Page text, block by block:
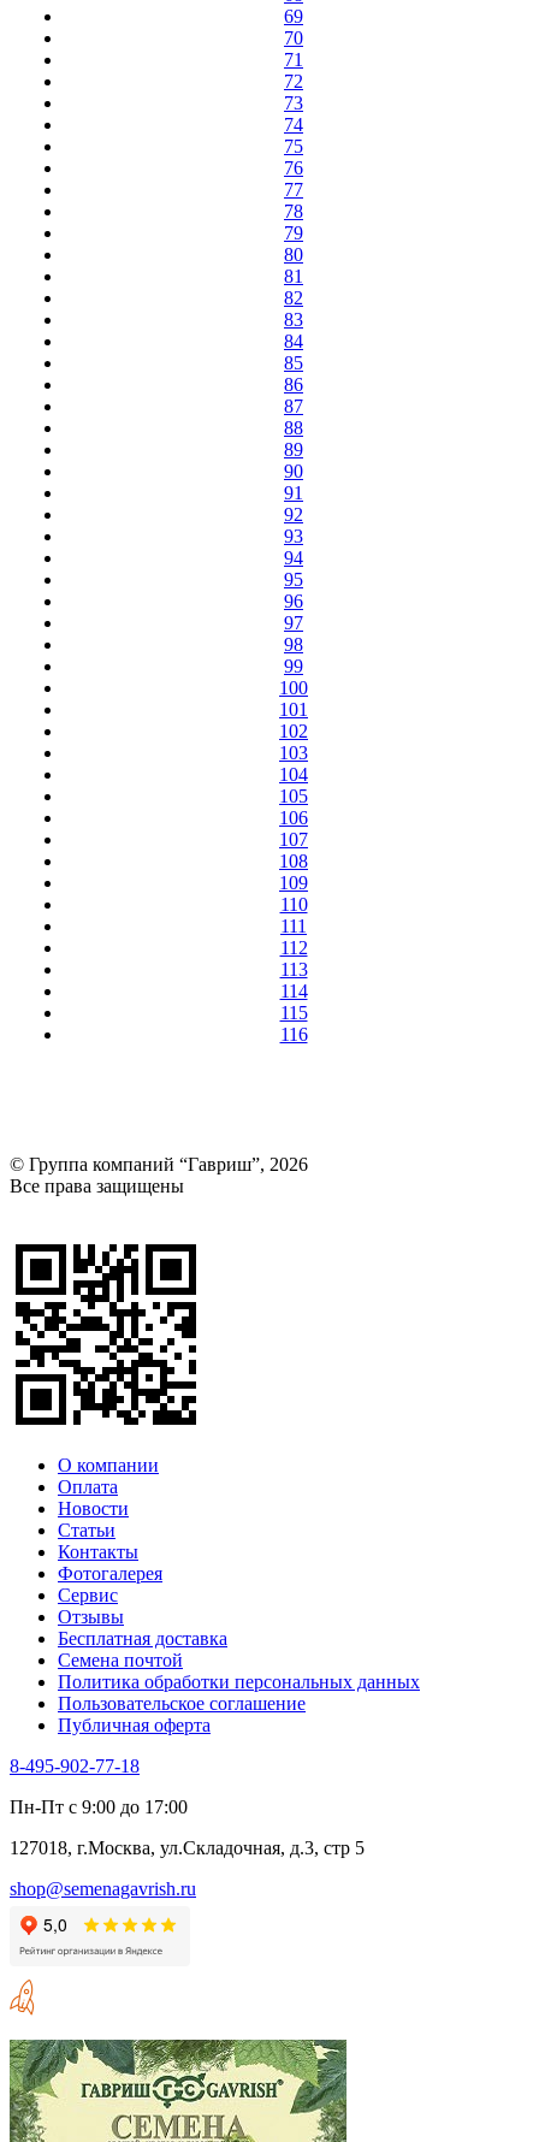
69
70
71
72
73
74
75
76
77
78
79
80
81
82
83
84
85
86
87
88
89
90
91
92
93
94
95
96
97
98
99
100
101
102
103
104
105
106
107
108
109
110
111
112
113
114
115
116
© Группа компаний “Гавриш”, 2026
Все права защищены
О компании
Оплата
Новости
Статьи
Контакты
Фотогалерея​
Сервис
Отзывы
Бесплатная доставка
Семена почтой
Политика обработки персональных данных
Пользовательское соглашение
Публичная оферта
8-495-902-77-18
Пн-Пт с 9:00 до 17:00
127018, г.Москва, ул.Складочная, д.3, стр 5
shop@semenagavrish.ru